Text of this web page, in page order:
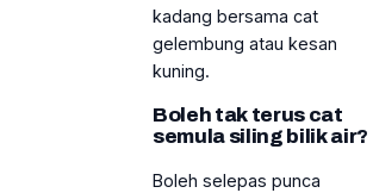
kadang bersama cat
gelembung atau kesan
kuning.
Boleh tak terus cat
semula siling bilik air?
Boleh selepas punca